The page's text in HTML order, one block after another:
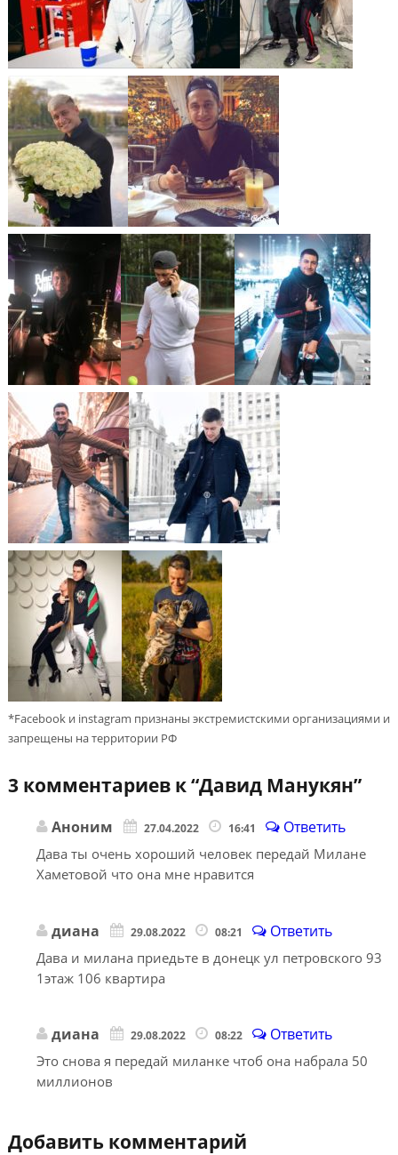
*Facebook и instagram признаны экстремистскими организациями и
запрещены на территории РФ
3 комментариев к “Давид Манукян”
Аноним 27.04.2022 16:41 Ответить
Дава ты очень хороший человек передай Милане
Хаметовой что она мне нравится
диана 29.08.2022 08:21 Ответить
Дава и милана приедьте в донецк ул петровского 93
1этаж 106 квартира
диана 29.08.2022 08:22 Ответить
Это снова я передай миланке чтоб она набрала 50
миллионов
Добавить комментарий